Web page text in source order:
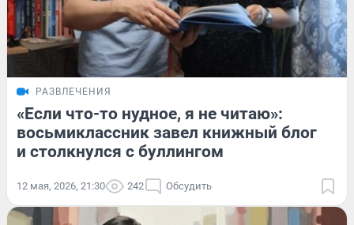
РАЗВЛЕЧЕНИЯ
«Если что-то нудное, я не читаю»:
восьмиклассник завел книжный блог
и столкнулся с буллингом
12 мая, 2026, 21:30 242 Обсудить